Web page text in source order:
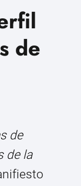
de
de
de la